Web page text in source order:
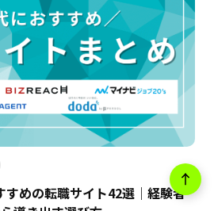
すめの転職サイト42選｜経験者